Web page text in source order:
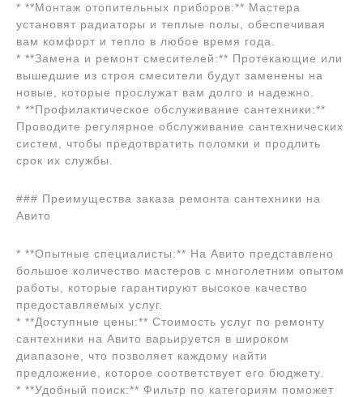
* **Монтаж отопительных приборов:** Мастера
установят радиаторы и теплые полы, обеспечивая
вам комфорт и тепло в любое время года.
* **Замена и ремонт смесителей:** Протекающие или
вышедшие из строя смесители будут заменены на
новые, которые прослужат вам долго и надежно.
* **Профилактическое обслуживание сантехники:**
Проводите регулярное обслуживание сантехнических
систем, чтобы предотвратить поломки и продлить
срок их службы.
### Преимущества заказа ремонта сантехники на
Авито
* **Опытные специалисты:** На Авито представлено
большое количество мастеров с многолетним опытом
работы, которые гарантируют высокое качество
предоставляемых услуг.
* **Доступные цены:** Стоимость услуг по ремонту
сантехники на Авито варьируется в широком
диапазоне, что позволяет каждому найти
предложение, которое соответствует его бюджету.
* **Удобный поиск:** Фильтр по категориям поможет